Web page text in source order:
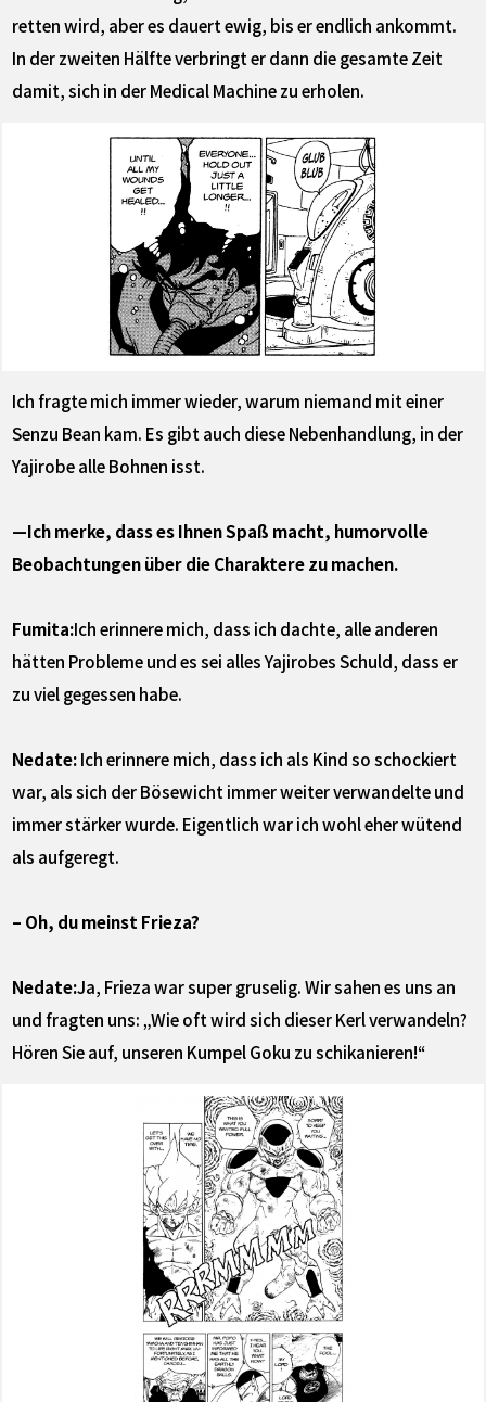
retten wird, aber es dauert ewig, bis er endlich ankommt.
In der zweiten Hälfte verbringt er dann die gesamte Zeit
damit, sich in der Medical Machine zu erholen.
Ich fragte mich immer wieder, warum niemand mit einer
Senzu Bean kam. Es gibt auch diese Nebenhandlung, in der
Yajirobe alle Bohnen isst.
—Ich merke, dass es Ihnen Spaß macht, humorvolle
Beobachtungen über die Charaktere zu machen.
Fumita:Ich erinnere mich, dass ich dachte, alle anderen
hätten Probleme und es sei alles Yajirobes Schuld, dass er
zu viel gegessen habe.
Nedate:Ich erinnere mich, dass ich als Kind so schockiert
war, als sich der Bösewicht immer weiter verwandelte und
immer stärker wurde. Eigentlich war ich wohl eher wütend
als aufgeregt.
– Oh, du meinst Frieza?
Nedate:Ja, Frieza war super gruselig. Wir sahen es uns an
und fragten uns: „Wie oft wird sich dieser Kerl verwandeln?
Hören Sie auf, unseren Kumpel Goku zu schikanieren!“